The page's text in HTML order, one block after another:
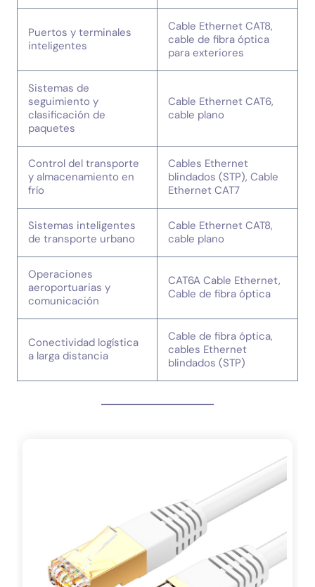
Puertos y terminales
inteligentes
Cable Ethernet CAT8,
cable de fibra óptica
para exteriores
Sistemas de
seguimiento y
clasificación de
paquetes
Cable Ethernet CAT6,
cable plano
Control del transporte
y almacenamiento en
frío
Cables Ethernet
blindados (STP), Cable
Ethernet CAT7
Sistemas inteligentes
de transporte urbano
Cable Ethernet CAT8,
cable plano
Operaciones
aeroportuarias y
comunicación
CAT6A Cable Ethernet,
Cable de fibra óptica
Conectividad logística
a larga distancia
Cable de fibra óptica,
cables Ethernet
blindados (STP)